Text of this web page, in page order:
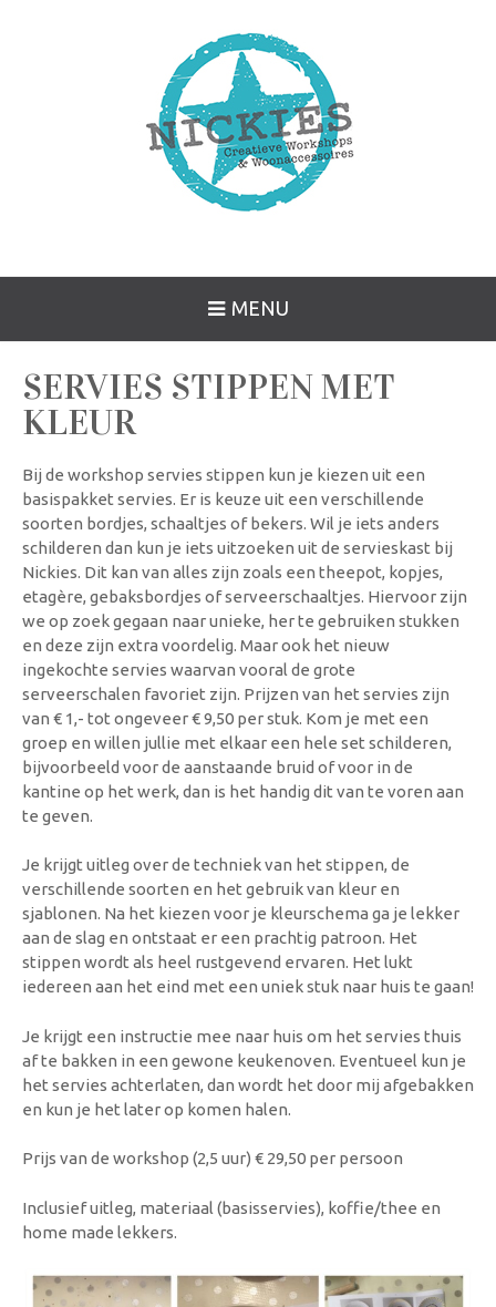
MENU
SERVIES STIPPEN MET
KLEUR
Bij de workshop servies stippen kun je kiezen uit een
basispakket servies. Er is keuze uit een verschillende
soorten bordjes, schaaltjes of bekers. Wil je iets anders
schilderen dan kun je iets uitzoeken uit de servieskast bij
Nickies. Dit kan van alles zijn zoals een theepot, kopjes,
etagère, gebaksbordjes of serveerschaaltjes. Hiervoor zijn
we op zoek gegaan naar unieke, her te gebruiken stukken
en deze zijn extra voordelig. Maar ook het nieuw
ingekochte servies waarvan vooral de grote
serveerschalen favoriet zijn. Prijzen van het servies zijn
van € 1,- tot ongeveer € 9,50 per stuk. Kom je met een
groep en willen jullie met elkaar een hele set schilderen,
bijvoorbeeld voor de aanstaande bruid of voor in de
kantine op het werk, dan is het handig dit van te voren aan
te geven.
Je krijgt uitleg over de techniek van het stippen, de
verschillende soorten en het gebruik van kleur en
sjablonen. Na het kiezen voor je kleurschema ga je lekker
aan de slag en ontstaat er een prachtig patroon. Het
stippen wordt als heel rustgevend ervaren. Het lukt
iedereen aan het eind met een uniek stuk naar huis te gaan!
Je krijgt een instructie mee naar huis om het servies thuis
af te bakken in een gewone keukenoven. Eventueel kun je
het servies achterlaten, dan wordt het door mij afgebakken
en kun je het later op komen halen.
Prijs van de workshop (2,5 uur) € 29,50 per persoon
Inclusief uitleg, materiaal (basisservies), koffie/thee en
home made lekkers.